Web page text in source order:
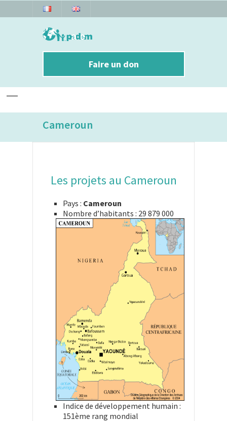
Faire un don
Cameroun
Les projets au Cameroun
Pays : Cameroun
Nombre d’habitants : 29 879 000
Indice de développement humain :
151ème rang mondial